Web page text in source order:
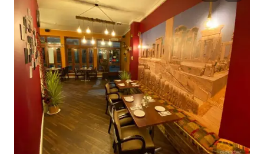
royauté. Avec son histoire riche et son ambiance élégante, ce
lieu exclusif est parfait pour des rassemblements privés, des
célébrations